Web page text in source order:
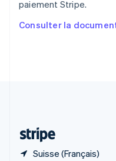
paiement Stripe.
Consulter la
Suisse (Français)
English 简体中文
English